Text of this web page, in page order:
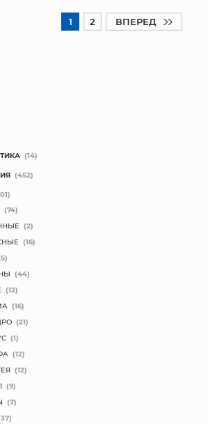
1 2 ВПЕРЕД
(14)
(452)
(74)
(2)
(16)
(44)
(12)
(16)
(21)
(1)
(12)
(12)
(9)
(7)